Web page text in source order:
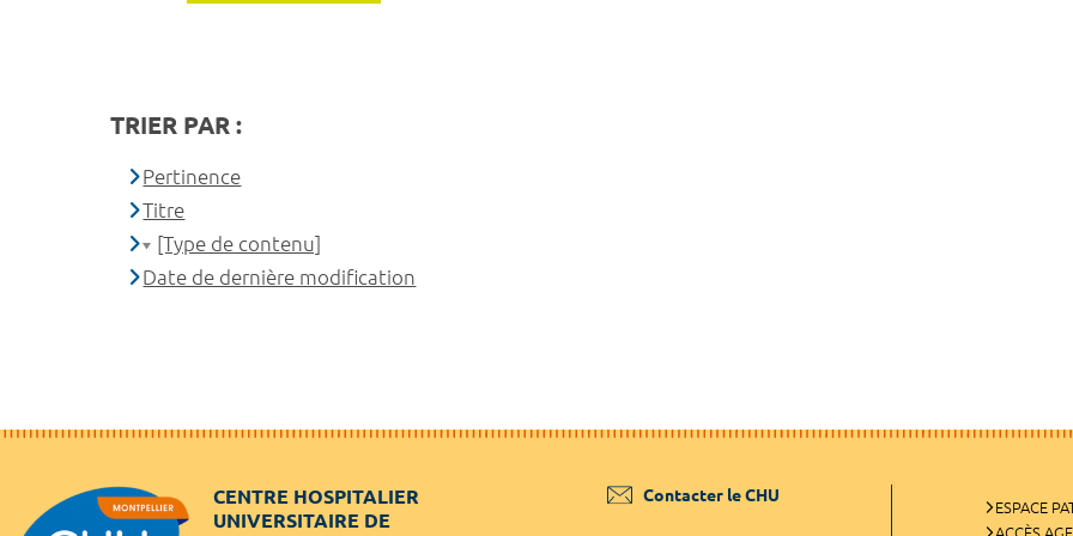
TRIER PAR :
Pertinence
Titre
[Type de contenu]
Date de dernière modification
CENTRE HOSPITALIER
UNIVERSITAIRE DE
Contacter le CHU
ESPACE
ACCÈS